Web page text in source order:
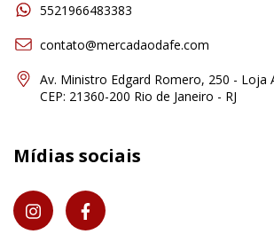
5521966483383
contato@mercadaodafe.com
Av. Ministro Edgard Romero, 250 - Loja
CEP: 21360-200 Rio de Janeiro - RJ
Mídias sociais